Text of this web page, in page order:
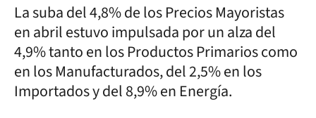
La suba del 4,8% de los Precios Mayoristas
en abril estuvo impulsada por un alza del
4,9% tanto en los Productos Primarios como
en los Manufacturados, del 2,5% en los
Importados y del 8,9% en Energía.